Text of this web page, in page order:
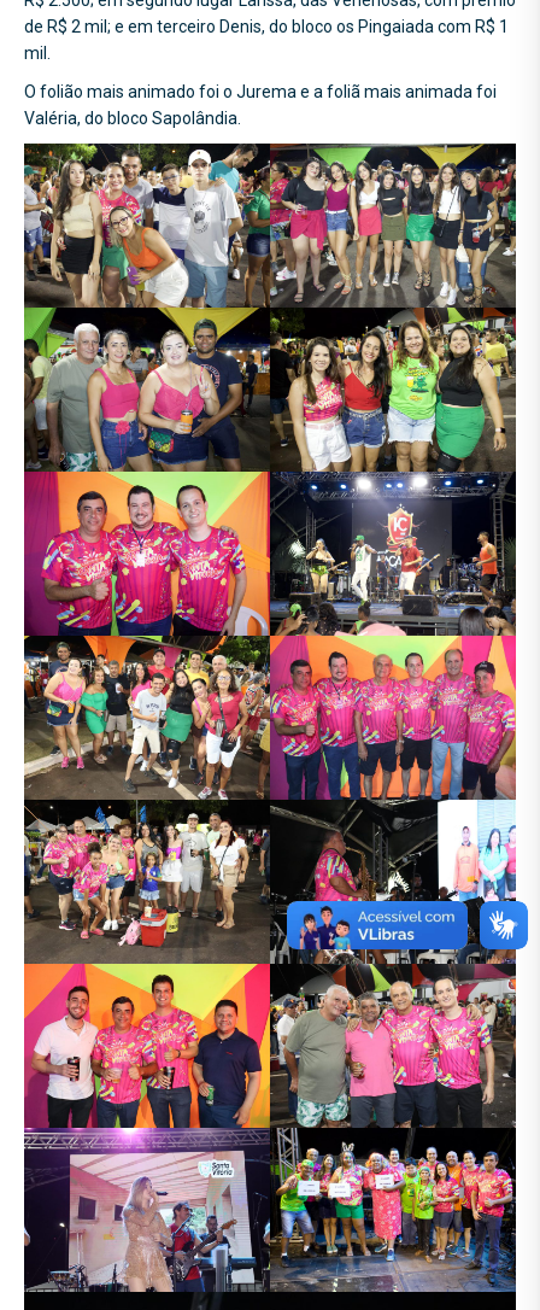
de R$ 2 mil; e em terceiro Denis, do bloco os Pingaiada com R$ 1
mil.
O folião mais animado foi o Jurema e a foliã mais animada foi
Valéria, do bloco Sapolândia.